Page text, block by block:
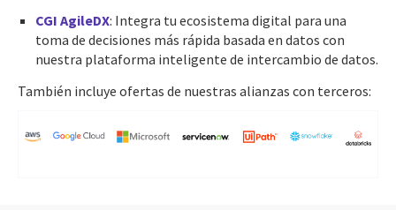
CGI AgileDX: Integra tu ecosistema digital para una
toma de decisiones más rápida basada en datos con
nuestra plataforma inteligente de intercambio de datos.
También incluye ofertas de nuestras alianzas con terceros: